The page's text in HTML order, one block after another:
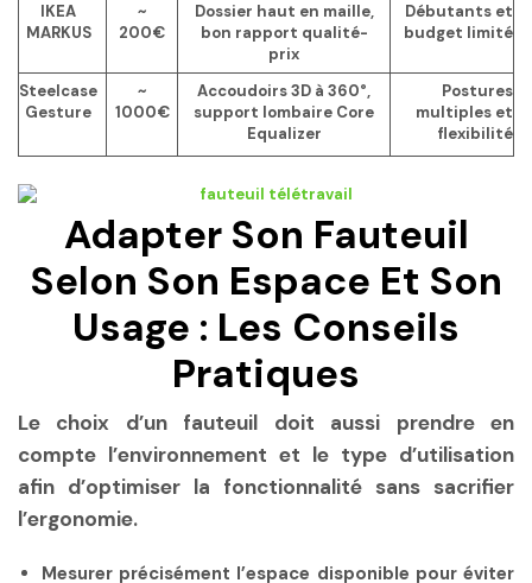
IKEA
MARKUS
~
200€
Dossier haut en maille,
bon rapport qualité-
prix
Débutants et
budget limité
Steelcase
Gesture
~
1000€
Accoudoirs 3D à 360°,
support lombaire Core
Equalizer
Postures
multiples et
flexibilité
Adapter Son Fauteuil
Selon Son Espace Et Son
Usage : Les Conseils
Pratiques
Le choix d’un fauteuil doit aussi prendre en
compte l’environnement et le type d’utilisation
afin d’optimiser la fonctionnalité sans sacrifier
l’ergonomie.
Mesurer précisément l’espace disponible pour éviter